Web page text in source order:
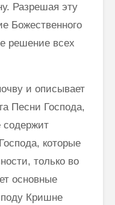
Разрешая эту
Божественного
решение всех
и описывает
Песни Господа,
содержит
которые
только во
основные
Кришне